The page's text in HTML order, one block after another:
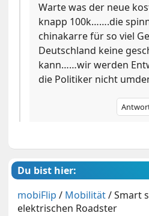
Warte was der neue
knapp 100k…….die
chinakarre für so viel
Deutschland keine
kann……wir werden
die Politiker nicht
Du bist hier:
mobiFlip / Mobilität/Smart
elektrischen Roadster